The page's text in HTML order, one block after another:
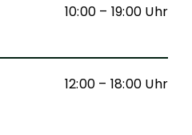
10:00 – 19:00 Uhr
12:00 – 18:00 Uhr